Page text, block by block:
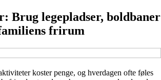
Brug legepladser, boldbaner
frirum
koster penge, og hverdagen ofte føles